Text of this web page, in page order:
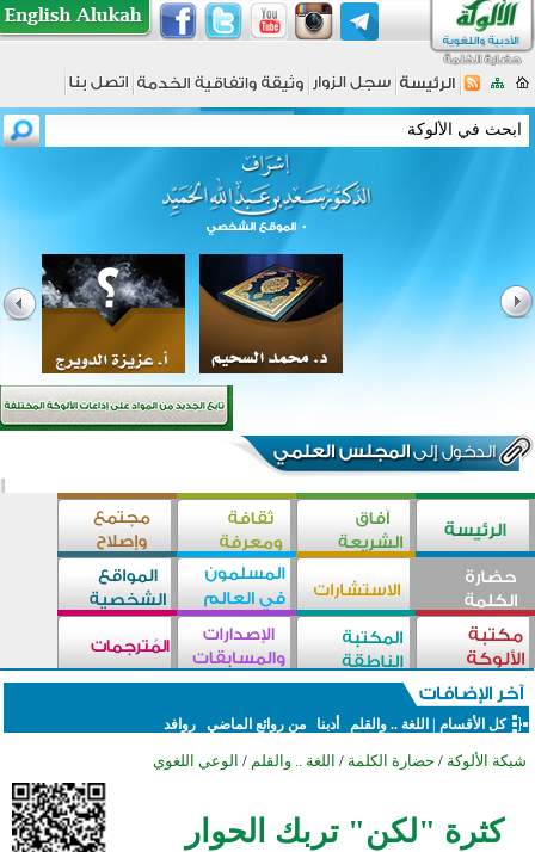
كل الأقسام اللغة .. والقلم أدبنا من روائع الماضي روافد
شبكة الألوكة / حضارة الكلمة / اللغة .. والقلم / الوعي اللغوي
كثرة "لكن" تربك الحوار